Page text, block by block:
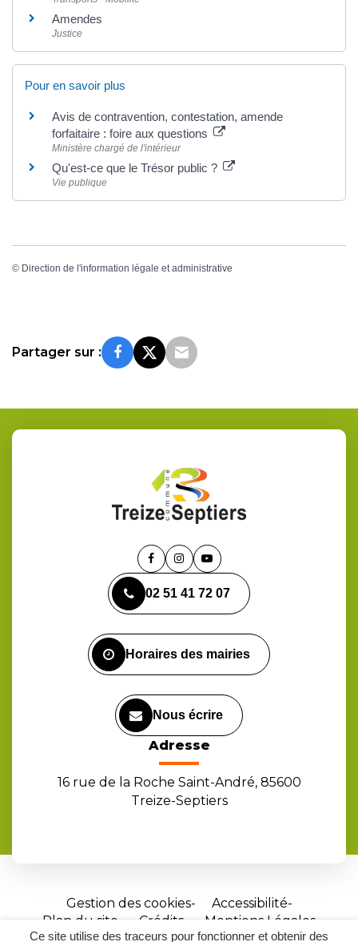
Ce site utilise des traceurs pour fonctionner et obtenir des
Amendes
Justice
Pour en savoir plus
Avis de contravention, contestation, amende
forfaitaire : foire aux questions
Ministère chargé de l'intérieur
Qu'est-ce que le Trésor public ?
Vie publique
© Direction de l'information légale et administrative
Partager sur :
Lien
le
compte
Lien
le
compte
Lien
la
chaîne
02 51 41 72 07
Horaires des mairies
Nous écrire
Adresse
16 rue de la Roche Saint-André, 85600
Treize-Septiers
Gestion des cookies
Accessibilité
Plan du site
Crédits Mentions Légales